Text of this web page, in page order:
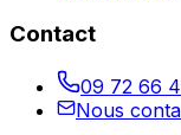
Contact
09 72 66
Nous